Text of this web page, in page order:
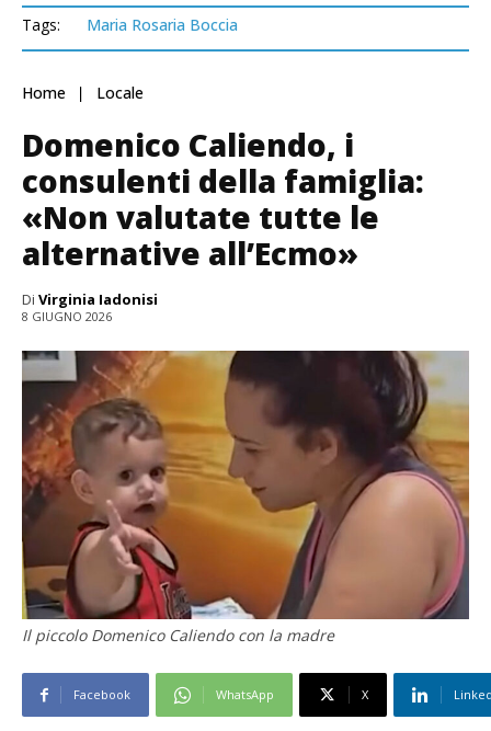
Tags: Maria Rosaria Boccia
Home Locale
Domenico Caliendo, i
consulenti della famiglia:
«Non valutate tutte le
alternative all’Ecmo»
Di Virginia Iadonisi
8 GIUGNO 2026
Il piccolo Domenico Caliendo con la madre
Facebook WhatsApp X